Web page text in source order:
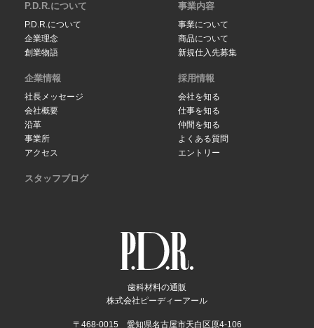
歯科材料の通販
株式会社ピーディーアール
〒468-0015 愛知県名古屋市天白区原4-106
P.D.R.について
P.D.R.について
企業理念
創業物語
事業内容
事業について
商品について
新規仕入先募集
企業情報
社長メッセージ
会社概要
沿革
事業所
アクセス
採用情報
会社を知る
仕事を知る
仲間を知る
よくある質問
エントリー
スタッフブログ